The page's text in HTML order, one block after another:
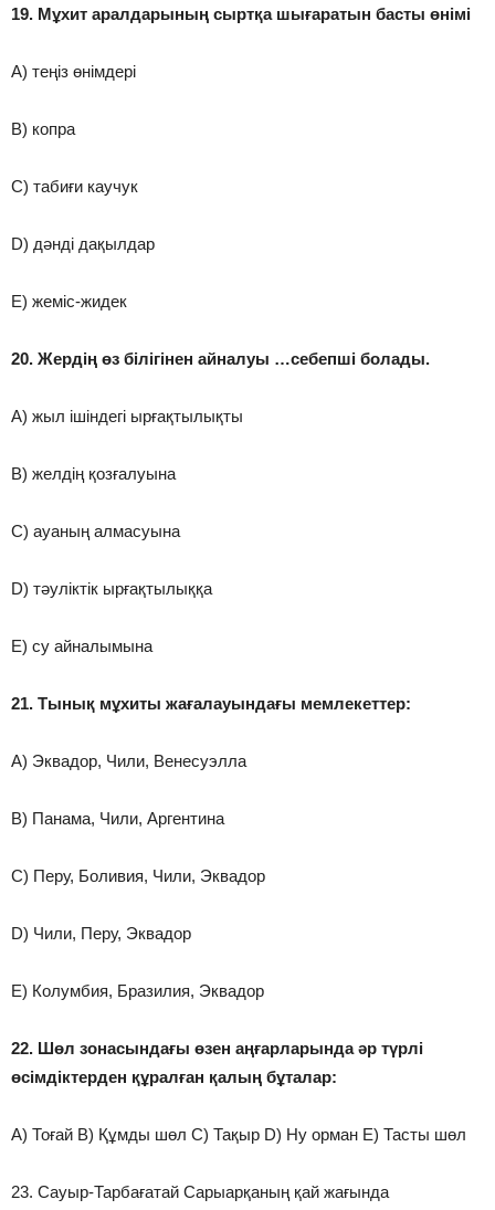
19. Мұхит аралдарының сыртқа шығаратын басты өнімі
A) теңіз өнімдері
B) копра
C) табиғи каучук
D) дәнді дақылдар
E) жеміс-жидек
20. Жердің өз білігінен айналуы …себепші болады.
A) жыл ішіндегі ырғақтылықты
B) желдің қозғалуына
C) ауаның алмасуына
D) тәуліктік ырғақтылыққа
E) су айналымына
21. Тынық мұхиты жағалауындағы мемлекеттер:
A) Эквадор, Чили, Венесуэлла
B) Панама, Чили, Аргентина
C) Перу, Боливия, Чили, Эквадор
D) Чили, Перу, Эквадор
E) Колумбия, Бразилия, Эквадор
22. Шөл зонасындағы өзен аңғарларында әр түрлі
өсімдіктерден құралған қалың бұталар:
A) Тоғай B) Құмды шөл C) Тақыр D) Ну орман E) Тасты шөл
23. Сауыр-Тарбағатай Сарыарқаның қай жағында